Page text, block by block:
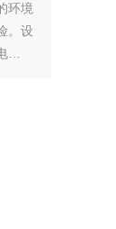
环境
。设
的